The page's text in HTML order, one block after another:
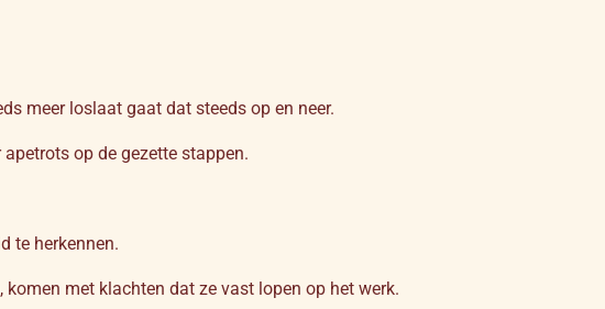
meer loslaat gaat dat steeds op en neer.
op de gezette stappen.
te herkennen.
met klachten dat ze vast lopen op het werk.